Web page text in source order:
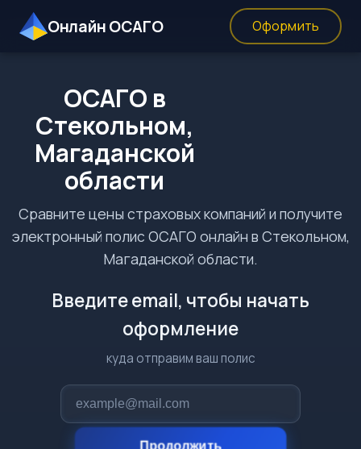
Онлайн ОСАГО Оформить
ОСАГО в
Стекольном,
Магаданской
области
Сравните цены страховых компаний и получите
электронный полис ОСАГО онлайн в Стекольном,
Магаданской области.
Введите email, чтобы начать
оформление
куда отправим ваш полис
Продолжить